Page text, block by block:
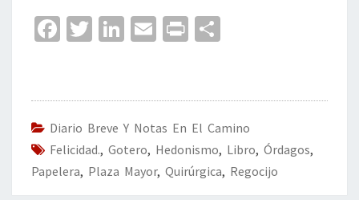
Fa
o
o
k
T
er
Li
dI
n
E
l
Pr
p
ar
tir
Diario Breve Y Notas En El Camino
Felicidad., Gotero, Hedonismo, Libro, Órdagos,
Papelera, Plaza Mayor, Quirúrgica, Regocijo